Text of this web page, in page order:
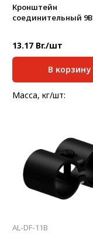
Кронштейн
соединительный 9В
13.17 Br./шт
В корзину
Масса, кг/шт:
AL-DF-11B